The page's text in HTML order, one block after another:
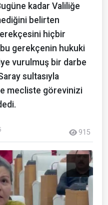
kadar Valiliğe
belirten
hiçbir
gerekçenin hukuki
vurulmuş bir darbe
sultasıyla
mecliste görevinizi
915